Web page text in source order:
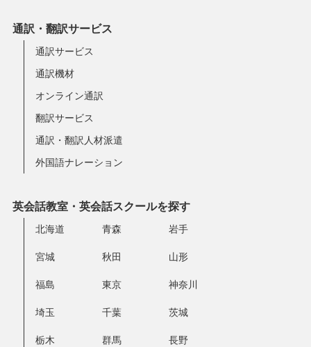
通訳・翻訳サービス
通訳サービス
通訳機材
オンライン通訳
翻訳サービス
通訳・翻訳人材派遣
外国語ナレーション
英会話教室・英会話スクールを探す
北海道 青森 岩手
宮城 秋田 山形
福島 東京 神奈川
埼玉 千葉 茨城
栃木 群馬 長野